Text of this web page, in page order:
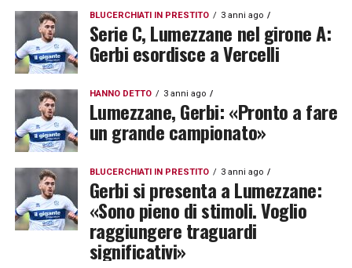
BLUCERCHIATI IN PRESTITO 3 anni ago
Serie C, Lumezzane nel girone A:
Gerbi esordisce a Vercelli
HANNO DETTO 3 anni ago
Lumezzane, Gerbi: «Pronto a fare
un grande campionato»
BLUCERCHIATI IN PRESTITO 3 anni ago
Gerbi si presenta a Lumezzane:
«Sono pieno di stimoli. Voglio
raggiungere traguardi
significativi»